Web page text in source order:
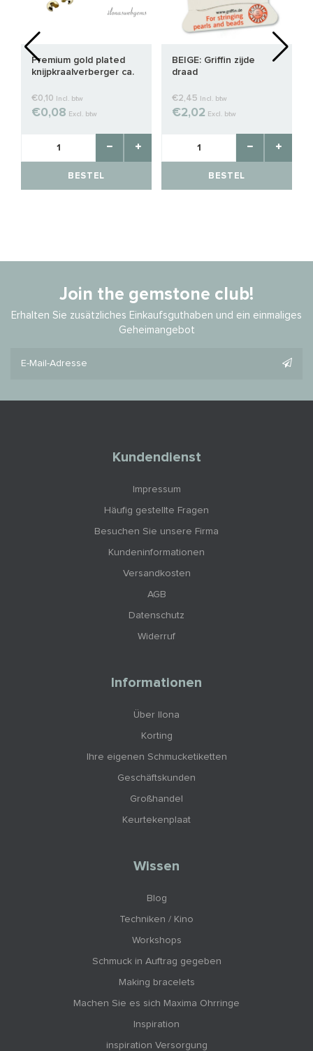
Premium gold plated
knijpkraalverberger ca.
€0,10 Incl. btw
€0,08 Excl. btw
BESTEL
BEIGE: Griffin zijde
draad
€2,45 Incl. btw
€2,02 Excl. btw
BESTEL
Join the gemstone club!
Erhalten Sie zusätzliches Einkaufsguthaben und ein einmaliges
Geheimangebot
Kundendienst
Impressum
Häufig gestellte Fragen
Besuchen Sie unsere Firma
Kundeninformationen
Versandkosten
AGB
Datenschutz
Widerruf
Informationen
Über Ilona
Korting
Ihre eigenen Schmucketiketten
Geschäftskunden
Großhandel
Keurtekenplaat
Wissen
Blog
Techniken / Kino
Workshops
Schmuck in Auftrag gegeben
Making bracelets
Machen Sie es sich Maxima Ohrringe
Inspiration
inspiration Versorgung